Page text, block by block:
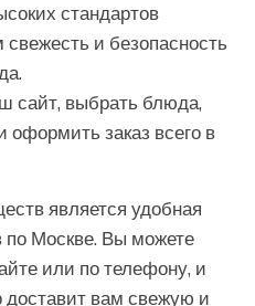
стандартов
свежесть и безопасность
сайт, выбрать блюда,
оформить заказ всего в
является удобная
по Москве. Вы можете
или по телефону, и
доставит вам свежую и